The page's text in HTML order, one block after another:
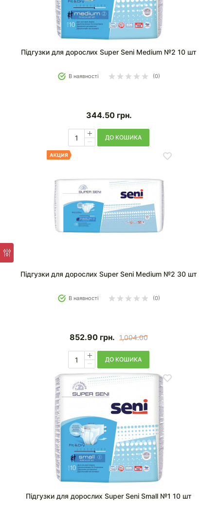
Підгузки для дорослих Super Seni Medium №2 10 шт
В наявності (0)
344.50 грн.
ДО КОШИКА
Підгузки для дорослих Super Seni Medium №2 30 шт
В наявності (0)
852.90 грн. 1,004.00
ДО КОШИКА
Підгузки для дорослих Super Seni Small №1 10 шт